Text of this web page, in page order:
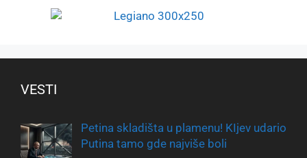
VESTI
Petina skladišta u plamenu! KIjev udario
Putina tamo gde najviše boli